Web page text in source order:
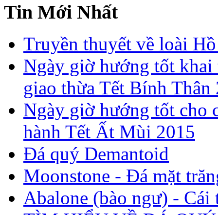
Tin Mới Nhất
Truyền thuyết về loài
Ngày giờ hướng tốt
giao thừa Tết Bính Thân
Ngày giờ hướng tốt cho
hành Tết Ất Mùi 2015
Đá quý Demantoid
Moonstone - Đá mặt
Abalone (bào ngư) - Cái